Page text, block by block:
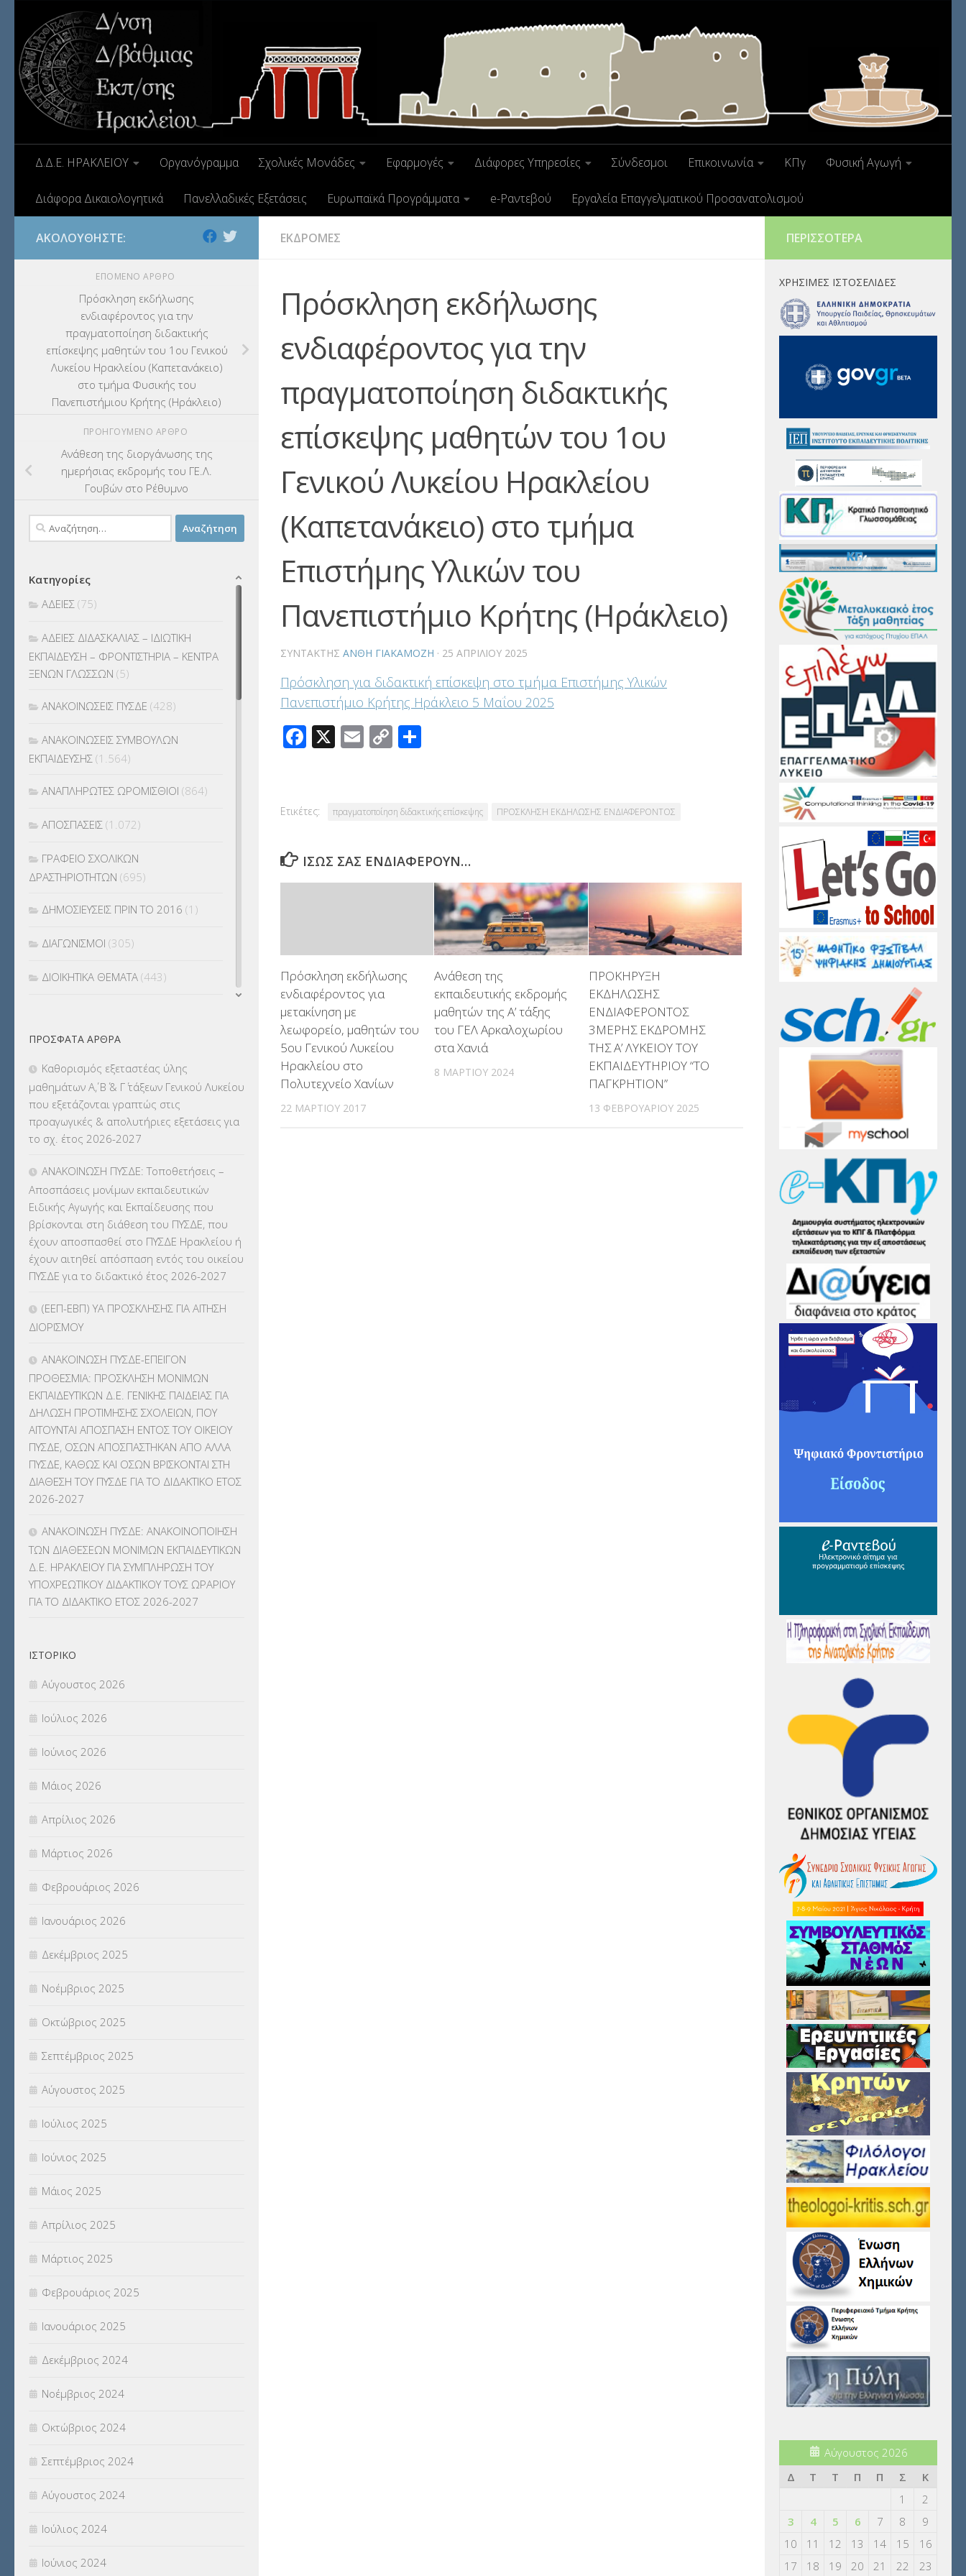
Δ.Δ.Ε. ΗΡΑΚΛΕΙΟΥ Οργανόγραμμα Σχολικές Μονάδες Εφαρμογές Διάφορες Υπηρεσίες Σύνδεσμοι Επικοινωνία ΚΠγ Φυσική Αγωγή
Διάφορα Δικαιολογητικά Πανελλαδικές Εξετάσεις Ευρωπαϊκά Προγράμματα e-Ραντεβού Εργαλεία Επαγγελματικού Προσανατολισμού
ΕΚΔΡΟΜΕΣ
Πρόσκληση εκδήλωσης
ενδιαφέροντος για την
πραγματοποίηση διδακτικής
επίσκεψης μαθητών του 1ου
Γενικού Λυκείου Ηρακλείου
(Καπετανάκειο) στο τμήμα
Επιστήμης Υλικών του
Πανεπιστήμιο Κρήτης (Ηράκλειο)
ΣΥΝΤΆΚΤΗΣ ΑΝΘΗ ΓΙΑΚΑΜΟΖΗ · 25 ΑΠΡΙΛΊΟΥ 2025
Πρόσκληση για διδακτική επίσκεψη στο τμήμα Επιστήμης Υλικών
Πανεπιστήμιο Κρήτης Ηράκλειο 5 Μαΐου 2025
Facebook
X Email
Copy
Ετικέτες: πραγματοποίηση διδακτικής επίσκεψης ΠΡΟΣΚΛΗΣΗ ΕΚΔΗΛΩΣΗΣ ΕΝΔΙΑΦΕΡΟΝΤΟΣ
ΊΣΩΣ ΣΑΣ ΕΝΔΙΑΦΈΡΟΥΝ…
Πρόσκληση εκδήλωσης
ενδιαφέροντος για
μετακίνηση με
λεωφορείο, μαθητών του
5ου Γενικού Λυκείου
Ηρακλείου στο
Πολυτεχνείο Χανίων
22 ΜΑΡΤΊΟΥ 2017
Ανάθεση της
εκπαιδευτικής εκδρομής
μαθητών της Α’ τάξης
του ΓΕΛ Αρκαλοχωρίου
στα Χανιά
8 ΜΑΡΤΊΟΥ 2024
ΠΡΟΚΗΡΥΞΗ
ΕΚΔΗΛΩΣΗΣ
ΕΝΔΙΑΦΕΡΟΝΤΟΣ
3ΜΕΡΗΣ ΕΚΔΡΟΜΗΣ
ΤΗΣ Α’ ΛΥΚΕΙΟΥ ΤΟΥ
ΕΚΠΑΙΔΕΥΤΗΡΙΟΥ “ΤΟ
ΠΑΓΚΡΗΤΙΟΝ”
13 ΦΕΒΡΟΥΑΡΊΟΥ 2025
ΑΚΟΛΟΥΘΉΣΤΕ:
ΕΠΌΜΕΝΟ ΆΡΘΡΟ
Πρόσκληση εκδήλωσης
ενδιαφέροντος για την
πραγματοποίηση διδακτικής
επίσκεψης μαθητών του 1ου Γενικού
Λυκείου Ηρακλείου (Καπετανάκειο)
στο τμήμα Φυσικής του
Πανεπιστήμιου Κρήτης (Ηράκλειο)
ΠΡΟΗΓΟΎΜΕΝΟ ΆΡΘΡΟ
Ανάθεση της διοργάνωσης της
ημερήσιας εκδρομής του ΓΕ.Λ.
Γουβών στο Ρέθυμνο
Αναζήτηση
για:
Κατηγορίες
ΑΔΕΙΕΣ (75)
ΑΔΕΙΕΣ ΔΙΔΑΣΚΑΛΙΑΣ – ΙΔΙΩΤΙΚΗ
ΕΚΠΑΙΔΕΥΣΗ – ΦΡΟΝΤΙΣΤΗΡΙΑ – ΚΕΝΤΡΑ
ΞΕΝΩΝ ΓΛΩΣΣΩΝ (5)
ΑΝΑΚΟΙΝΩΣΕΙΣ ΠΥΣΔΕ (428)
ΑΝΑΚΟΙΝΩΣΕΙΣ ΣΥΜΒΟΥΛΩΝ
ΕΚΠΑΙΔΕΥΣΗΣ (1.564)
ΑΝΑΠΛΗΡΩΤΕΣ ΩΡΟΜΙΣΘΙΟΙ (864)
ΑΠΟΣΠΑΣΕΙΣ (1.072)
ΓΡΑΦΕΙΟ ΣΧΟΛΙΚΩΝ
ΔΡΑΣΤΗΡΙΟΤΗΤΩΝ (695)
ΔΗΜΟΣΙΕΥΣΕΙΣ ΠΡΙΝ ΤΟ 2016 (1)
ΔΙΑΓΩΝΙΣΜΟΙ (305)
ΔΙΟΙΚΗΤΙΚΑ ΘΕΜΑΤΑ (443)
ΕΚΔΡΟΜΕΣ(7.354)
ΕΚΠΑΙΔΕΥΤΙΚΑ ΘΕΜΑΤΑ (2.823)
ΕΠΑΛ(366)
ΕΠΙΜΟΡΦΩΣΗ Τ.Π.Ε.
ΕΥΡΩΠΑΪΚΑ ΠΡΟΓΡΑΜΜΑΤΑ(230)
ΚΕΣΥ(60)
ΚΕΣΥΠ (109)
ΚΠγ – ΚΡΑΤΙΚΟ ΠΙΣΤΟΠΟΙΗΤΙΚΟ
ΚΠπ- ΚΡΑΤΙΚΟ ΠΙΣΤΟΠΟΙΗΤΙΚΟ
ΛΟΙΠΑ(309)
ΜΑΘΗΤΕΙΑ(275)
ΜΕΤΑΘΕΣΕΙΣ-ΤΟΠΟΘΕΤΗΣΕΙΣ
ΒΕΛΤΙΩΣΕΙΣ(319)
ΜΕΤΑΤΑΞΕΙΣ
ΜΕΤΑΦΟΡΑ ΜΑΘΗΤΩΝ(3)
ΝΟΜΟΘΕΣΙΑ(66)
ΟΙΚΟΝΟΜΙΚΑ ΘΕΜΑΤΑ(73)
(18)
ΣΥΝΤΑΞΕΙΣ(12)
ΣΧΟΛΙΚΟΙ ΣΥΜΒΟΥΛΟΙ
ΥΠΕΡΑΡΙΘΜΟΙ(1)
ΥΠΟΤΡΟΦΙΕΣ(28)
ΦΥΣΙΚΗ ΑΓΩΓΗ(692)
Χωρίς κατηγορία(55)
ΠΡΌΣΦΑΤΑ ΆΡΘΡΑ
Καθορισμός εξεταστέας ύλης
μαθημάτων Α΄, Β΄ & Γ΄ τάξεων Γενικού Λυκείου
που εξετάζονται γραπτώς στις
προαγωγικές & απολυτήριες εξετάσεις για
το σχ. έτος 2026-2027
ΑΝΑΚΟΙΝΩΣΗ ΠΥΣΔΕ: Τοποθετήσεις –
Αποσπάσεις μονίμων εκπαιδευτικών
Ειδικής Αγωγής και Εκπαίδευσης που
βρίσκονται στη διάθεση του ΠΥΣΔΕ, που
έχουν αποσπασθεί στο ΠΥΣΔΕ Ηρακλείου ή
έχουν αιτηθεί απόσπαση εντός του οικείου
ΠΥΣΔΕ για το διδακτικό έτος 2026-2027
(ΕΕΠ-ΕΒΠ) ΥΑ ΠΡΟΣΚΛΗΣΗΣ ΓΙΑ ΑΙΤΗΣΗ
ΔΙΟΡΙΣΜΟΥ
ΑΝΑΚΟΙΝΩΣΗ ΠΥΣΔΕ-ΕΠΕΙΓΟΝ
ΠΡΟΘΕΣΜΙΑ: ΠΡΟΣΚΛΗΣΗ ΜΟΝΙΜΩΝ
ΕΚΠΑΙΔΕΥΤΙΚΩΝ Δ.Ε. ΓΕΝΙΚΗΣ ΠΑΙΔΕΙΑΣ ΓΙΑ
ΔΗΛΩΣΗ ΠΡΟΤΙΜΗΣΗΣ ΣΧΟΛΕΙΩΝ, ΠΟΥ
ΑΙΤΟΥΝΤΑΙ ΑΠΟΣΠΑΣΗ ΕΝΤΟΣ ΤΟΥ ΟΙΚΕΙΟΥ
ΠΥΣΔΕ, ΟΣΩΝ ΑΠΟΣΠΑΣΤΗΚΑΝ ΑΠΟ ΑΛΛΑ
ΠΥΣΔΕ, ΚΑΘΩΣ ΚΑΙ ΟΣΩΝ ΒΡΙΣΚΟΝΤΑΙ ΣΤΗ
ΔΙΑΘΕΣΗ ΤΟΥ ΠΥΣΔΕ ΓΙΑ ΤΟ ΔΙΔΑΚΤΙΚΟ ΕΤΟΣ
2026-2027
ΑΝΑΚΟΙΝΩΣΗ ΠΥΣΔΕ: ΑΝΑΚΟΙΝΟΠΟΙΗΣΗ
ΤΩΝ ΔΙΑΘΕΣΕΩΝ ΜΟΝΙΜΩΝ ΕΚΠΑΙΔΕΥΤΙΚΩΝ
Δ.Ε. ΗΡΑΚΛΕΙΟΥ ΓΙΑ ΣΥΜΠΛΗΡΩΣΗ ΤΟΥ
ΥΠΟΧΡΕΩΤΙΚΟΥ ΔΙΔΑΚΤΙΚΟΥ ΤΟΥΣ ΩΡΑΡΙΟΥ
ΓΙΑ ΤΟ ΔΙΔΑΚΤΙΚΟ ΕΤΟΣ 2026-2027
ΙΣΤΟΡΙΚΌ
Αύγουστος 2026
Ιούλιος 2026
Ιούνιος 2026
Μάιος 2026
Απρίλιος 2026
Μάρτιος 2026
Φεβρουάριος 2026
Ιανουάριος 2026
Δεκέμβριος 2025
Νοέμβριος 2025
Οκτώβριος 2025
Σεπτέμβριος 2025
Αύγουστος 2025
Ιούλιος 2025
Ιούνιος 2025
Μάιος 2025
Απρίλιος 2025
Μάρτιος 2025
Φεβρουάριος 2025
Ιανουάριος 2025
Δεκέμβριος 2024
Νοέμβριος 2024
Οκτώβριος 2024
Σεπτέμβριος 2024
Αύγουστος 2024
Ιούλιος 2024
Ιούνιος 2024
ΠΕΡΙΣΣΌΤΕΡΑ
ΧΡΉΣΙΜΕΣ ΙΣΤΟΣΕΛΊΔΕΣ
Αύγουστος 2026
Δ
Τ Τ Π Π Σ
Κ
1
2
3
4 5 6 7 8
9
10
11 12 13 14 15
16
17
18 19 20 21 22 23